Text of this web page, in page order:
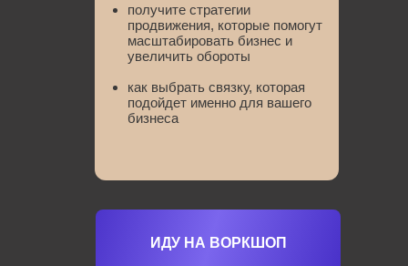
получите стратегии
продвижения, которые помогут
масштабировать бизнес и
увеличить обороты
как выбрать связку, которая
подойдет именно для вашего
бизнеса
ИДУ НА ВОРКШОП